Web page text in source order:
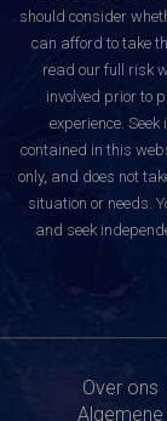
should consider
can afford to take
read our full risk
involved prior to
experience.
contained in this
only, and does not
situation or needs.
and seek
Over ons
Algemene